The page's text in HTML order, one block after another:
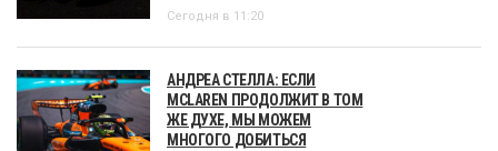
Сегодня в 11:20
АНДРЕА СТЕЛЛА: ЕСЛИ
MCLAREN ПРОДОЛЖИТ В ТОМ
ЖЕ ДУХЕ, МЫ МОЖЕМ
МНОГОГО ДОБИТЬСЯ